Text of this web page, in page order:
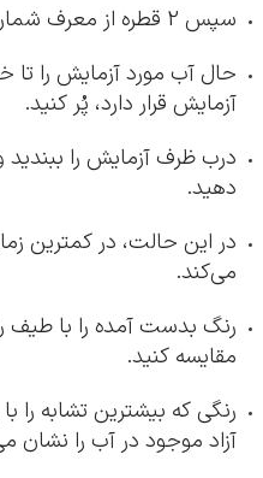
سپس 2 قطره از معرف شماره 2 را به آن اضافه کنید.
حال آب مورد آزمایش را
آزمایش قرار دارد، پُر کنید.
درب ظرف آزمایش را
دهید.
در این حالت، در کمترین
می‌کند.
رنگ بدست آمده را با طیف
مقایسه کنید.
رنگی که بیشترین تشابه را
آزاد موجود در آب را نشان